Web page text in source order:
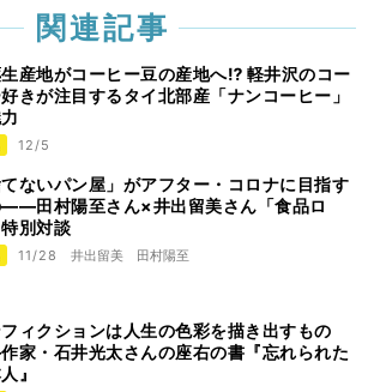
関連記事
産地がコーヒー豆の産地へ⁉︎ 軽井沢のコー
きが注目するタイ北部産「ナンコーヒー」
12/5
てないパン屋」がアフター・コロナに目指す
――田村陽至さん×井出留美さん「食品ロ
別対談
11/28 井出留美 田村陽至
フィクションは人生の色彩を描き出すもの
家・石井光太さんの座右の書『忘れられた
』